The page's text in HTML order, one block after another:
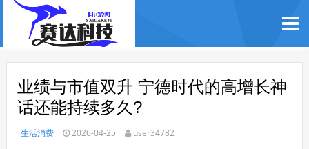
业绩与市值双升 宁德时代的高增长神
话还能持续多久?
生活消费 2026-04-25 user34782